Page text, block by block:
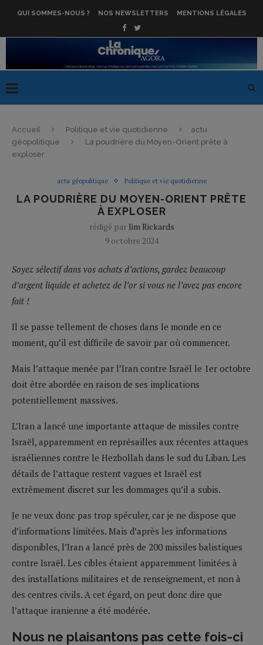
QUI SOMMES-NOUS ? NOS NEWSLETTERS MENTIONS LÉGALES
Accueil Politique et vie quotidienne
actu
géopolitique
La poudrière du Moyen-Orient prête à
exploser
actu géopolitique Politique et vie quotidienne
LA POUDRIÈRE DU MOYEN-ORIENT PRÊTE
À EXPLOSER
rédigé par Jim Rickards
9 octobre 2024
Soyez sélectif dans vos achats d’actions, gardez beaucoup
d’argent liquide et achetez de l’or si vous ne l’avez pas encore
fait !
Il se passe tellement de choses dans le monde en ce
moment, qu’il est difficile de savoir par où commencer.
Mais l’attaque menée par l’Iran contre Israël le 1er octobre
doit être abordée en raison de ses implications
potentiellement massives.
L’Iran a lancé une importante attaque de missiles contre
Israël, apparemment en représailles aux récentes attaques
israéliennes contre le Hezbollah dans le sud du Liban. Les
détails de l’attaque restent vagues et Israël est
extrêmement discret sur les dommages qu’il a subis.
Je ne veux donc pas trop spéculer, car je ne dispose que
d’informations limitées. Mais d’après les informations
disponibles, l’Iran a lancé près de 200 missiles balistiques
contre Israël. Les cibles étaient apparemment limitées à
des installations militaires et de renseignement, et non à
des centres civils. A cet égard, on peut donc dire que
l’attaque iranienne a été modérée.
Nous ne plaisantons pas cette fois-ci